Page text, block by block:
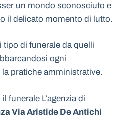
un mondo sconosciuto e
il delicato momento di lutto.
tipo di funerale da quelli
ogni
pratiche amministrative.
funerale L’agenzia di
Via Aristide De Antichi